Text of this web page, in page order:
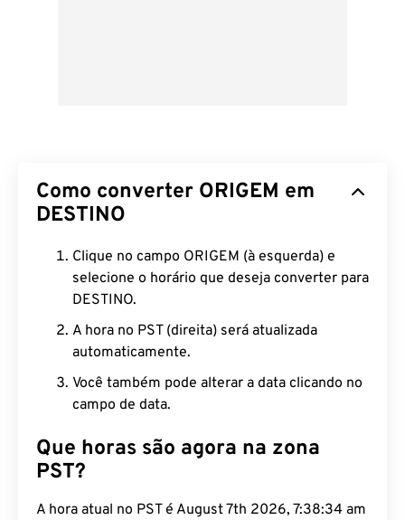
Como converter ORIGEM em
DESTINO
Clique no campo ORIGEM (à esquerda) e
selecione o horário que deseja converter para
DESTINO.
A hora no PST (direita) será atualizada
automaticamente.
Você também pode alterar a data clicando no
campo de data.
Que horas são agora na zona
PST?
A hora atual no PST é August 7th 2026, 7:38:35 am